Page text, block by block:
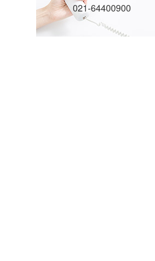
021-64400900